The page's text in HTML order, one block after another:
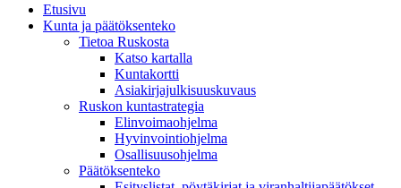
Etusivu
Kunta ja päätöksenteko
Tietoa Ruskosta
Katso kartalla
Kuntakortti
Asiakirjajulkisuuskuvaus
Ruskon kuntastrategia
Elinvoimaohjelma
Hyvinvointiohjelma
Osallisuusohjelma
Päätöksenteko